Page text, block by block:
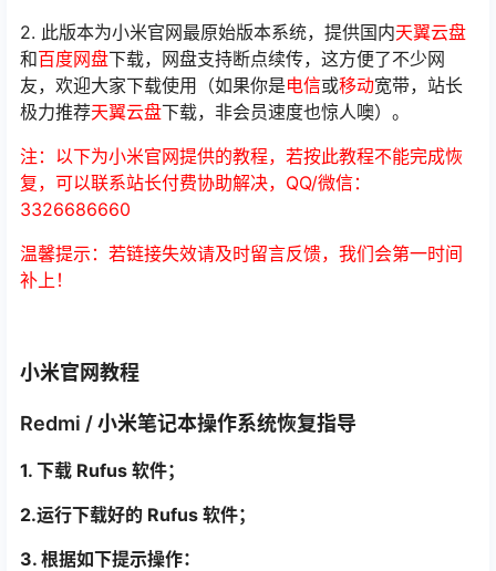
2. 此版本为小米官网最原始版本系统，提供国内天翼云盘
和百度网盘下载，网盘支持断点续传，这方便了不少网
友，欢迎大家下载使用（如果你是电信或移动宽带，站长
极力推荐天翼云盘下载，非会员速度也惊人噢）。
注：以下为小米官网提供的教程，若按此教程不能完成恢
复，可以联系站长付费协助解决，QQ/微信：
3326686660
温馨提示：若链接失效请及时留言反馈，我们会第一时间
补上！
小米官网教程
Redmi / 小米笔记本操作系统恢复指导
1. 下载 Rufus 软件；
2.运行下载好的 Rufus 软件；
3. 根据如下提示操作：